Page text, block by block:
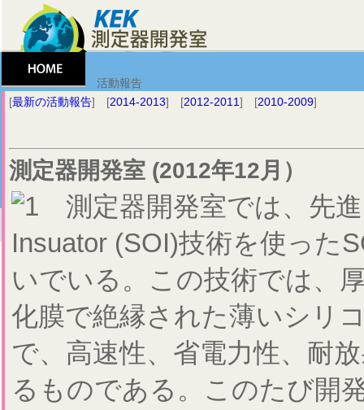
活動報告
[最新の活動報告] [2014-2013] [2012-2011] [2010-2009]
測定器開発室 (2012年12月）
測定器開発室では、先
Insuator (SOI)技術を使った
いでいる。この技術では、
化膜で絶縁された薄いシリ
で、高速性、省電力性、耐
るものである。このたび開